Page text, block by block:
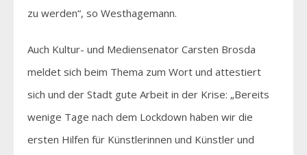
zu werden“, so Westhagemann.
Auch Kultur- und Mediensenator Carsten Brosda
meldet sich beim Thema zum Wort und attestiert
sich und der Stadt gute Arbeit in der Krise: „Bereits
wenige Tage nach dem Lockdown haben wir die
ersten Hilfen für Künstlerinnen und Künstler und